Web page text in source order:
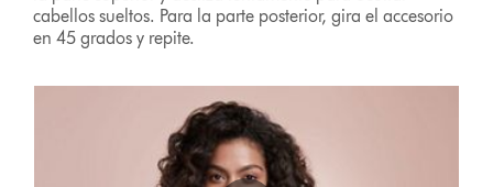
cabellos sueltos. Para la parte posterior, gira el accesorio
en 45 grados y repite.